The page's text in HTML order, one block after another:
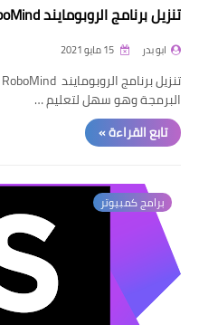
تنزيل برنامج الروبومايند RoboMind عربي اخر اصدار
ابو بدر
البرمجة وهو سهل لتعليم …
تابع القراءة »
برامج كمبيوتر